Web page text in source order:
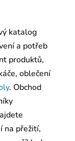
katalog
a potřeb
produktů,
oblečení
. Obchod
na přežití,